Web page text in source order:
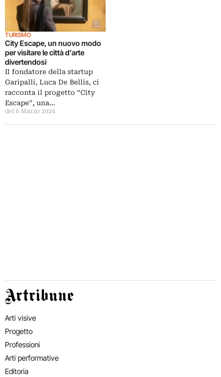
TURISMO
City Escape, un nuovo modo
per visitare le città d’arte
divertendosi
Il fondatore della startup
Garipalli, Luca De Bellis, ci
racconta il progetto “City
Escape”, una…
del 6 Marzo 2024
Artribune
Arti visive
Progetto
Professioni
Arti performative
Editoria